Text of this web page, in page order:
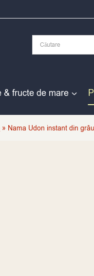
& fructe de mare
» Nama Udon instant din